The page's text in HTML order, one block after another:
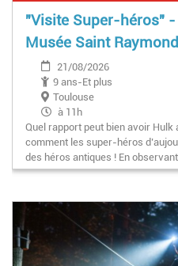
"Visite Super-héros"
Musée Saint
21/08/2026
9 ans-Et plus
Toulouse
à 11h
Quel rapport peut bien avoir Hulk
comment les super-héros
des héros antiques ! En